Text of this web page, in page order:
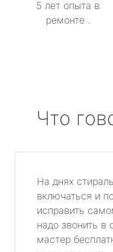
метро Тропарёво
метро
метро
метро
5 лет опыта в
ремонте .
Что
На днях
включаться и
исправить
надо звонить в
мастер